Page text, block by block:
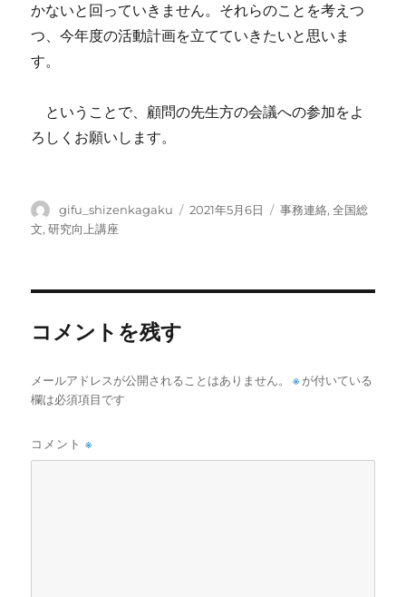
かないと回っていきません。それらのことを考えつ
つ、今年度の活動計画を立てていきたいと思いま
す。
ということで、顧問の先生方の会議への参加をよ
ろしくお願いします。
投
稿
gifu_shizenkagaku
投
2021年5月6日
カ
事務連絡,全国総
文,研究向上講座
コメントを残す
メールアドレスが公開されることはありません。 ※が付いている
欄は必須項目です
コメント※